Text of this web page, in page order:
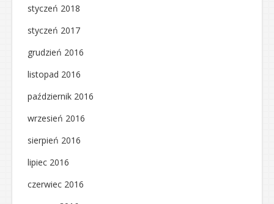
styczeń 2018
styczeń 2017
grudzień 2016
listopad 2016
październik 2016
wrzesień 2016
sierpień 2016
lipiec 2016
czerwiec 2016